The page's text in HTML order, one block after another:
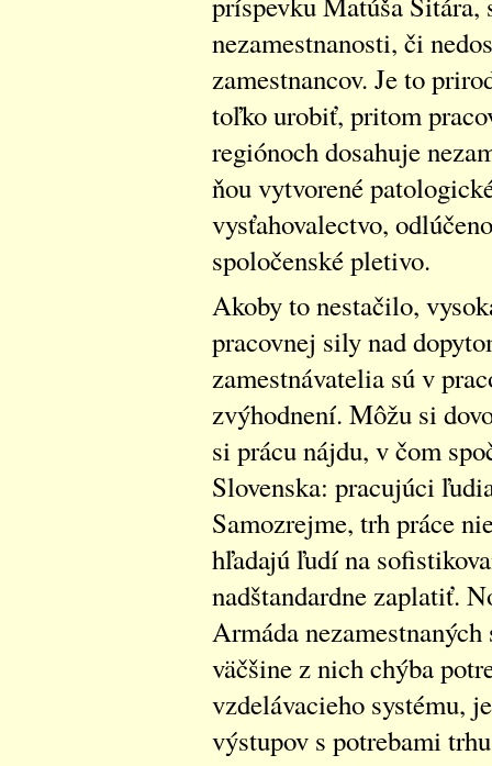
nezamestnanosti, či
zamestnancov. Je to
toľko urobiť, pritom
regiónoch dosahuje
ňou vytvorené
vysťahovalectvo,
spoločenské pletivo.
Akoby to nestačilo,
pracovnej sily nad
zamestnávatelia sú v
zvýhodnení. Môžu si
si prácu nájdu, v čom
Slovenska: pracujúci
Samozrejme, trh práce
hľadajú ľudí na
nadštandardne zaplatiť.
Armáda
väčšine z nich chýba
vzdelávacieho systému,
výstupov s potrebami